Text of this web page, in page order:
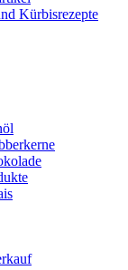
Kürbisrezepte